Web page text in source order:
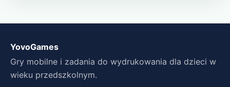
YovoGames
Gry mobilne i zadania do wydrukowania dla dzieci w
wieku przedszkolnym.